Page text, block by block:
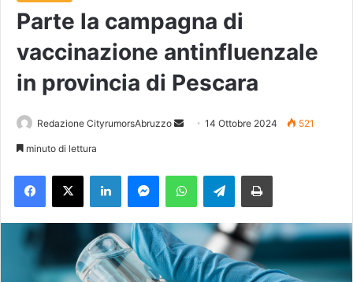
Parte la campagna di
vaccinazione antinfluenzale
in provincia di Pescara
Redazione CityrumorsAbruzzo
a
'
e
14 Ottobre 2024 521
minuto di lettura
Telegram